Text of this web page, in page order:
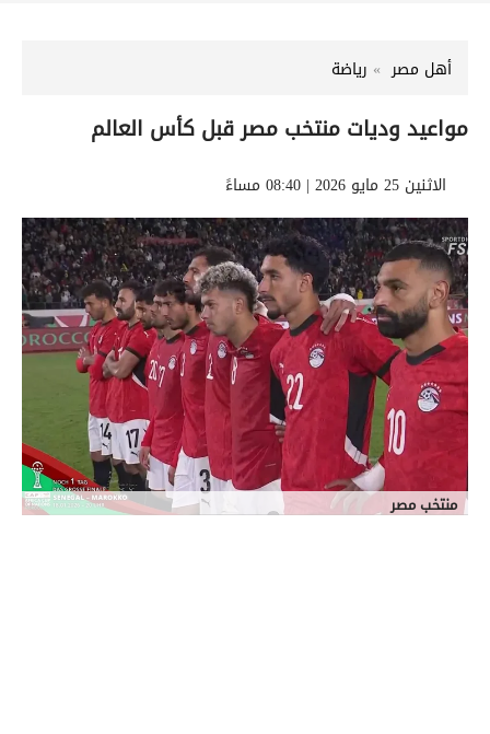
أهل مصر رياضة
مواعيد وديات منتخب مصر قبل كأس العالم
الاثنين 25 مايو 2026 | 08:40 مساءً
منتخب مصر